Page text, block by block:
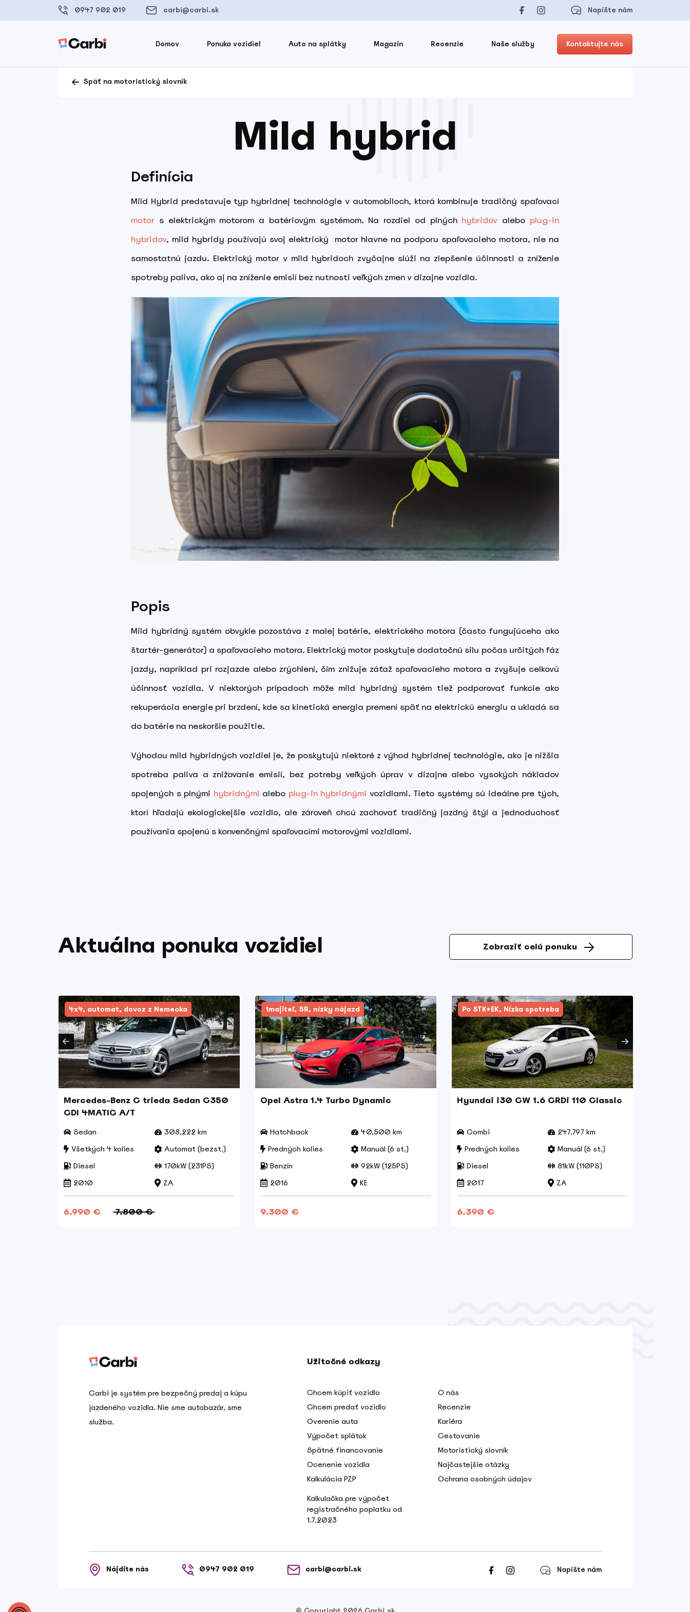
0947 902 019 carbi@carbi.sk Napíšte nám
Domov Ponuka vozidiel Auto na splátky Magazín Recenzie Naše služby Kontaktujte nás
Späť na motoristický slovník
Mild hybrid
Definícia
Mild Hybrid predstavuje typ hybridnej technológie v automobiloch, ktorá kombinuje tradičný spaľovací
motor s elektrickým motorom a batériovým systémom. Na rozdiel od plných hybridov alebo plug-in
hybridov, mild hybridy používajú svoj elektrický motor hlavne na podporu spaľovacieho motora, nie na
samostatnú jazdu. Elektrický motor v mild hybridoch zvyčajne slúži na zlepšenie účinnosti a zníženie
spotreby paliva, ako aj na zníženie emisií bez nutnosti veľkých zmen v dizajne vozidla.
Popis
Mild hybridný systém obvykle pozostáva z malej batérie, elektrického motora (často fungujúceho ako
štartér-generátor) a spaľovacieho motora. Elektrický motor poskytuje dodatočnú silu počas určitých fáz
jazdy, napríklad pri rozjazde alebo zrýchlení, čím znižuje záťaž spaľovacieho motora a zvyšuje celkovú
účinnosť vozidla. V niektorých prípadoch môže mild hybridný systém tiež podporovať funkcie ako
rekuperácia energie pri brzdení, kde sa kinetická energia premení späť na elektrickú energiu a ukladá sa
do batérie na neskoršie použitie.
Výhodou mild hybridných vozidiel je, že poskytujú niektoré z výhod hybridnej technológie, ako je nižšia
spotreba paliva a znižovanie emisií, bez potreby veľkých úprav v dizajne alebo vysokých nákladov
spojených s plnými hybridnými alebo plug-in hybridnými vozidlami. Tieto systémy sú ideálne pre tých,
ktorí hľadajú ekologickejšie vozidlo, ale zároveň chcú zachovať tradičný jazdný štýl a jednoduchosť
používania spojenú s konvenčnými spaľovacími motorovými vozidlami.
Aktuálna ponuka vozidiel Zobraziť celú ponuku
4x4, automat, dovoz z Nemecka
Mercedes-Benz C trieda Sedan C350
CDI 4MATIC A/T
Sedan
308,222 km
Všetkých 4 kolies
Automat (bezst.)
Diesel
170kW (231PS)
2010
ZA
6.990 € 7.800 €
1majiteľ, SR, nízky nájazd
Opel Astra 1.4 Turbo Dynamic
Hatchback
40,500 km
Predných kolies
Manuál (6 st.)
Benzín
92kW (125PS)
2016
KE
9.300 €
Po STK+EK, Nízka spotreba
Hyundai i30 CW 1.6 CRDi 110 Classic
Combi
247,797 km
Predných kolies
Manuál (6 st.)
Diesel
81kW (110PS)
2017
ZA
6.390 €
Carbi je systém pre bezpečný predaj a kúpu
jazdeného vozidla. Nie sme autobazár, sme
služba.
Užitočné odkazy
Chcem kúpiť vozidlo
Chcem predať vozidlo
Overenie auta
Výpočet splátok
Spätné financovanie
Ocenenie vozidla
Kalkulácia PZP
O nás
Recenzie
Kariéra
Cestovanie
Motoristický slovník
Najčastejšie otázky
Ochrana osobných údajov
Kalkulačka pre výpočet
registračného poplatku od
1.7.2023
Nájdite nás 0947 902 019 carbi@carbi.sk Napíšte nám